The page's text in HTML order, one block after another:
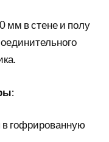
мм в стене и полу
:
гофрированную